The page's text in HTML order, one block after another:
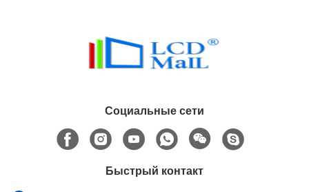
Социальные сети
Быстрый контакт